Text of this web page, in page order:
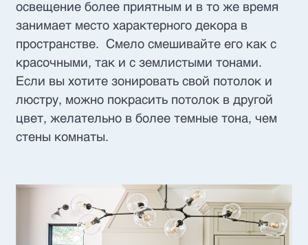
освещение более приятным и в то же время
занимает место характерного декора в
пространстве. Смело смешивайте его как с
красочными, так и с землистыми тонами.
Если вы хотите зонировать свой потолок и
люстру, можно покрасить потолок в другой
цвет, желательно в более темные тона, чем
стены комнаты.